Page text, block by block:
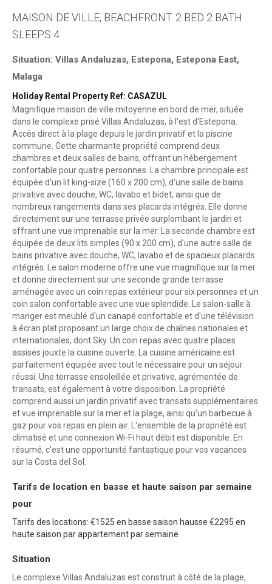
MAISON DE VILLE, BEACHFRONT. 2 BED 2 BATH
SLEEPS 4
Situation: Villas Andaluzas, Estepona, Estepona East,
Malaga
Holiday Rental Property Ref: CASAZUL
Magnifique maison de ville mitoyenne en bord de mer, située
dans le complexe prisé Villas Andaluzas, à l'est d'Estepona.
Accès direct à la plage depuis le jardin privatif et la piscine
commune. Cette charmante propriété comprend deux
chambres et deux salles de bains, offrant un hébergement
confortable pour quatre personnes. La chambre principale est
équipée d'un lit king-size (160 x 200 cm), d'une salle de bains
privative avec douche, WC, lavabo et bidet, ainsi que de
nombreux rangements dans ses placards intégrés. Elle donne
directement sur une terrasse privée surplombant le jardin et
offrant une vue imprenable sur la mer. La seconde chambre est
équipée de deux lits simples (90 x 200 cm), d'une autre salle de
bains privative avec douche, WC, lavabo et de spacieux placards
intégrés. Le salon moderne offre une vue magnifique sur la mer
et donne directement sur une seconde grande terrasse
aménagée avec un coin repas extérieur pour six personnes et un
coin salon confortable avec une vue splendide. Le salon-salle à
manger est meublé d'un canapé confortable et d'une télévision
à écran plat proposant un large choix de chaînes nationales et
internationales, dont Sky. Un coin repas avec quatre places
assises jouxte la cuisine ouverte. La cuisine américaine est
parfaitement équipée avec tout le nécessaire pour un séjour
réussi. Une terrasse ensoleillée et privative, agrémentée de
transats, est également à votre disposition. La propriété
comprend aussi un jardin privatif avec transats supplémentaires
et vue imprenable sur la mer et la plage, ainsi qu'un barbecue à
gaz pour vos repas en plein air. L'ensemble de la propriété est
climatisé et une connexion Wi-Fi haut débit est disponible. En
résumé, c'est une opportunité fantastique pour vos vacances
sur la Costa del Sol.
Tarifs de location en basse et haute saison par semaine
pour
Tarifs des locations: €1525 en basse saison hausse €2295 en
haute saison par appartement par semaine
Situation
Le complexe Villas Andaluzas est construit à côté de la plage,